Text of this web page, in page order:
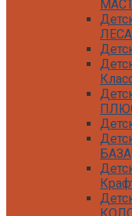
БАЗА